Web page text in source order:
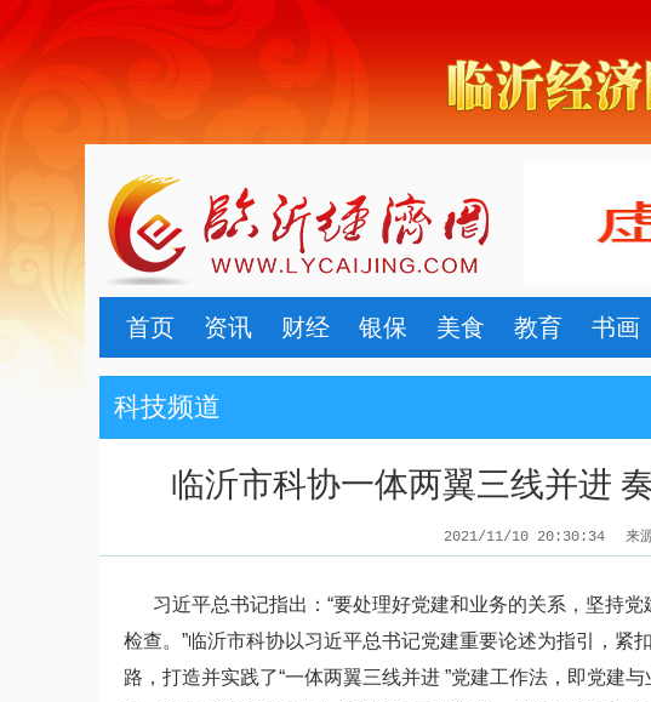
首页 资讯 财经 银保 美食 教育 书画
科技频道
临沂市科协一体两翼三线并进
2021/11/10 20:30:34 来
习近平总书记指出：“要处理好党建和业务的关系，坚持
检查。”临沂市科协以习近平总书记党建重要论述为指引，
路，打造并实践了“一体两翼三线并进 ”党建工作法，即党建